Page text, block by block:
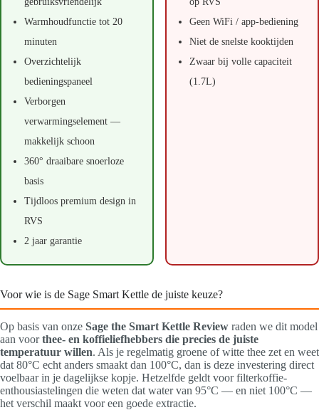
Warmhoudfunctie tot 20
minuten
Overzichtelijk
bedieningspaneel
Verborgen
verwarmingselement —
makkelijk schoon
360° draaibare snoerloze
basis
Tijdloos premium design in
RVS
2 jaar garantie
Geen WiFi / app-bediening
Niet de snelste kooktijden
Zwaar bij volle capaciteit
(1.7L)
Voor wie is de Sage Smart Kettle de juiste keuze?
Op basis van onze Sage the Smart Kettle Review raden we dit model
aan voorthee- en koffieliefhebbers die precies de juiste
temperatuur willen. Als je regelmatig groene of witte thee zet en weet
dat 80°C echt anders smaakt dan 100°C, dan is deze investering direct
voelbaar in je dagelijkse kopje. Hetzelfde geldt voor filterkoffie-
enthousiastelingen die weten dat water van 95°C — en niet 100°C —
het verschil maakt voor een goede extractie.